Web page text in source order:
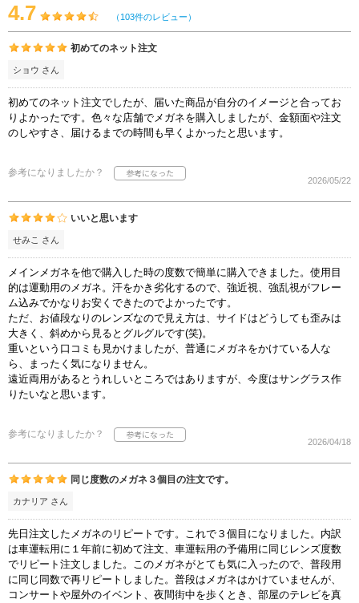
4.7 （103件のレビュー）
初めてのネット注文
ショウ さん
初めてのネット注文でしたが、届いた商品が自分のイメージと合ってお
りよかったです。色々な店舗でメガネを購入しましたが、金額面や注文
のしやすさ、届けるまでの時間も早くよかったと思います。
参考になりましたか？
2026/05/22
いいと思います
せみこ さん
メインメガネを他で購入した時の度数で簡単に購入できました。使用目
的は運動用のメガネ。汗をかき劣化するので、強近視、強乱視がフレー
ム込みでかなりお安くできたのでよかったです。
ただ、お値段なりのレンズなので見え方は、サイドはどうしても歪みは
大きく、斜めから見るとグルグルです(笑)。
重いという口コミも見かけましたが、普通にメガネをかけている人な
ら、まったく気になりません。
遠近両用があるとうれしいところではありますが、今度はサングラス作
りたいなと思います。
参考になりましたか？
2026/04/18
同じ度数のメガネ３個目の注文です。
カナリア さん
先日注文したメガネのリピートです。これで３個目になりました。内訳
は車運転用に１年前に初めて注文、車運転用の予備用に同じレンズ度数
でリピート注文しました。このメガネがとても気に入ったので、普段用
に同じ同数で再リピートしました。普段はメガネはかけていませんが、
コンサートや屋外のイベント、夜間街中を歩くとき、部屋のテレビを真